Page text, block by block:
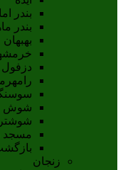
بندر
بندر
بهبهان
دزفول
شوش
شوشتر
مسجد
زنجان